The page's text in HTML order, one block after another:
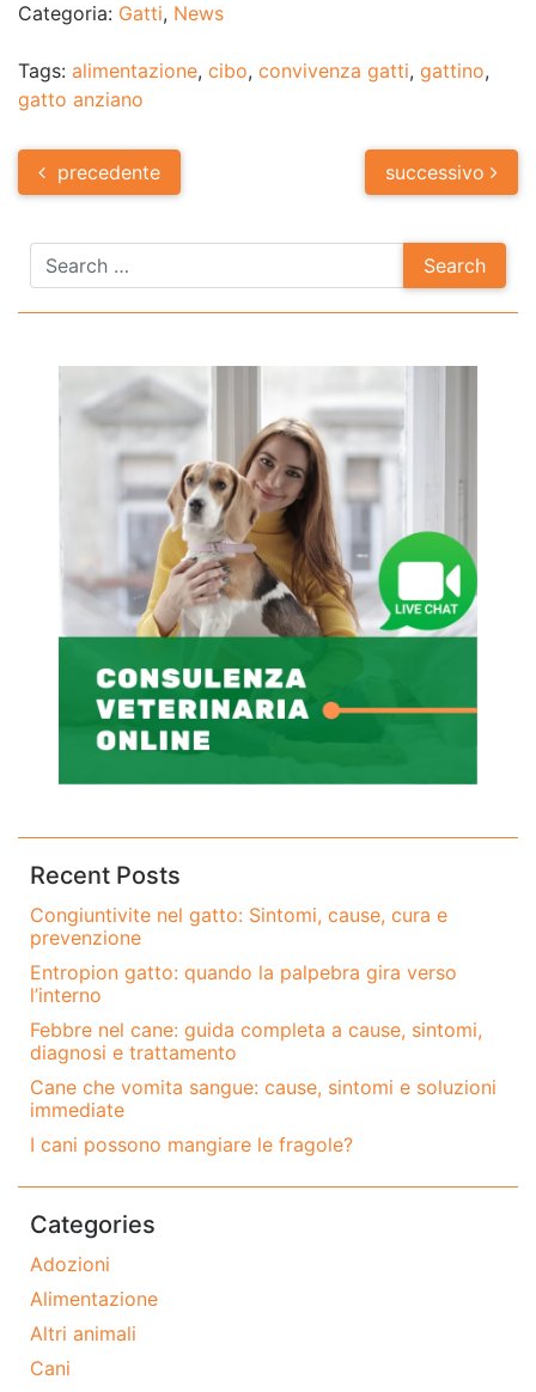
Categoria: Gatti, News
Tags: alimentazione, cibo, convivenza gatti, gattino,
gatto anziano
Post
navigation
precedente successivo
Recent Posts
Congiuntivite nel gatto: Sintomi, cause, cura e
prevenzione
Entropion gatto: quando la palpebra gira verso
l’interno
Febbre nel cane: guida completa a cause, sintomi,
diagnosi e trattamento
Cane che vomita sangue: cause, sintomi e soluzioni
immediate
I cani possono mangiare le fragole?
Categories
Adozioni
Alimentazione
Altri animali
Cani